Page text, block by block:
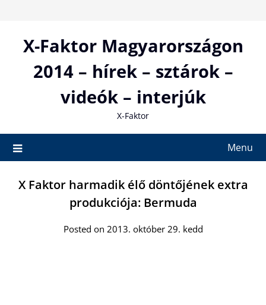
contentX-Faktor Magyarországon
2014 – hírek – sztárok –
videók – interjúk
X-Faktor
Menu
X Faktor harmadik élő döntőjének extra
produkciója: Bermuda
Posted on 2013. október 29. kedd